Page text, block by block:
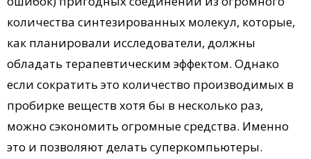
количества синтезированных молекул, которые,
как планировали исследователи, должны
обладать терапевтическим эффектом. Однако
если сократить это количество производимых в
пробирке веществ хотя бы в несколько раз,
можно сэкономить огромные средства. Именно
это и позволяют делать суперкомпьютеры.